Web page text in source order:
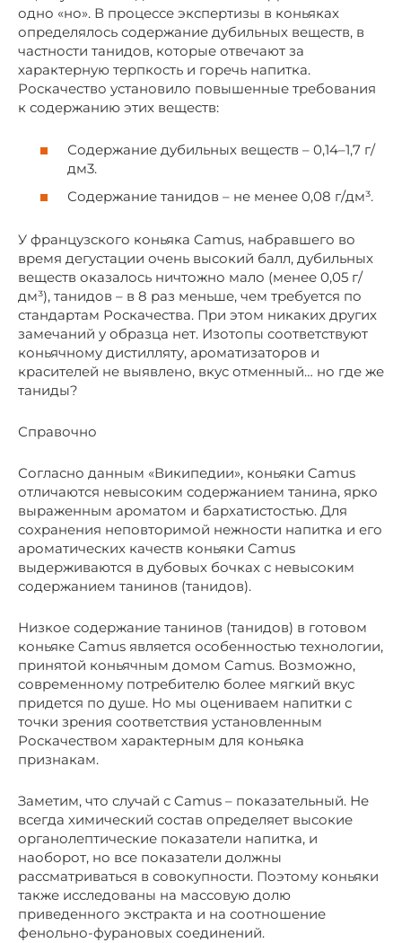
одно «но». В процессе экспертизы в коньяках
определялось содержание дубильных веществ, в
частности танидов, которые отвечают за
характерную терпкость и горечь напитка.
Роскачество установило повышенные требования
к содержанию этих веществ:
Содержание дубильных веществ – 0,14–1,7 г/
дм3.
Содержание танидов – не менее 0,08 г/дм³.
У французского коньяка Camus, набравшего во
время дегустации очень высокий балл, дубильных
веществ оказалось ничтожно мало (менее 0,05 г/
дм³), танидов – в 8 раз меньше, чем требуется по
стандартам Роскачества. При этом никаких других
замечаний у образца нет. Изотопы соответствуют
коньячному дистилляту, ароматизаторов и
красителей не выявлено, вкус отменный… но где же
таниды?
Справочно
Согласно данным «Википедии», коньяки Camus
отличаются невысоким содержанием танина, ярко
выраженным ароматом и бархатистостью. Для
сохранения неповторимой нежности напитка и его
ароматических качеств коньяки Camus
выдерживаются в дубовых бочках с невысоким
содержанием танинов (танидов).
Низкое содержание танинов (танидов) в готовом
коньяке Camus является особенностью технологии,
принятой коньячным домом Camus. Возможно,
современному потребителю более мягкий вкус
придется по душе. Но мы оцениваем напитки с
точки зрения соответствия установленным
Роскачеством характерным для коньяка
признакам.
Заметим, что случай с Camus – показательный. Не
всегда химический состав определяет высокие
органолептические показатели напитка, и
наоборот, но все показатели должны
рассматриваться в совокупности. Поэтому коньяки
также исследованы на массовую долю
приведенного экстракта и на соотношение
фенольно-фурановых соединений.